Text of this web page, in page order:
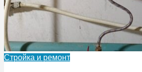
Стройка и ремонт